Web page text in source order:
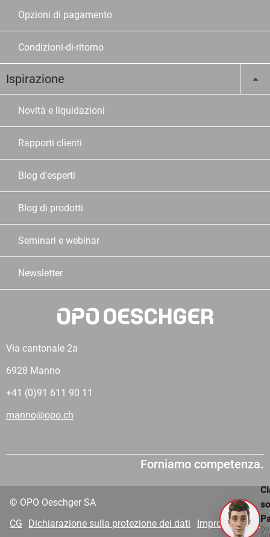
Opzioni di pagamento
Condizioni-di-ritorno
Ispirazione
Novità e liquidazioni
Rapporti clienti
Blog d'esperti
Blog di prodotti
Seminari e webinar
Newsletter
Via cantonale 2a
6928 Manno
+41 (0)91 611 90 11
manno@opo.ch
Forniamo competenza.
© OPO Oeschger SA
CG
Dichiarazione sulla protezione dei dati Impronta VDP